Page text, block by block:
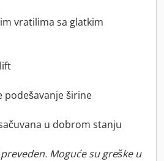
vratilima sa glatkim
podešavanje širine
u dobrom stanju
Moguće su greške u